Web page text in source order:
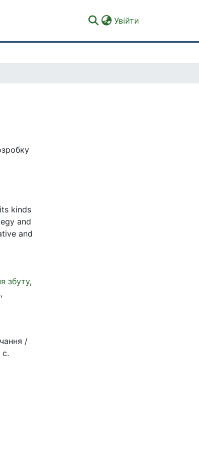
Увійти
kinds
and
and
збуту,
,
/